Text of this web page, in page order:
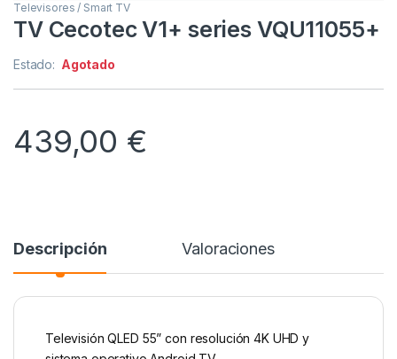
Televisores / Smart TV
TV Cecotec V1+ series VQU11055+
Estado: Agotado
439,00 €
Descripción Valoraciones
Televisión QLED 55” con resolución 4K UHD y